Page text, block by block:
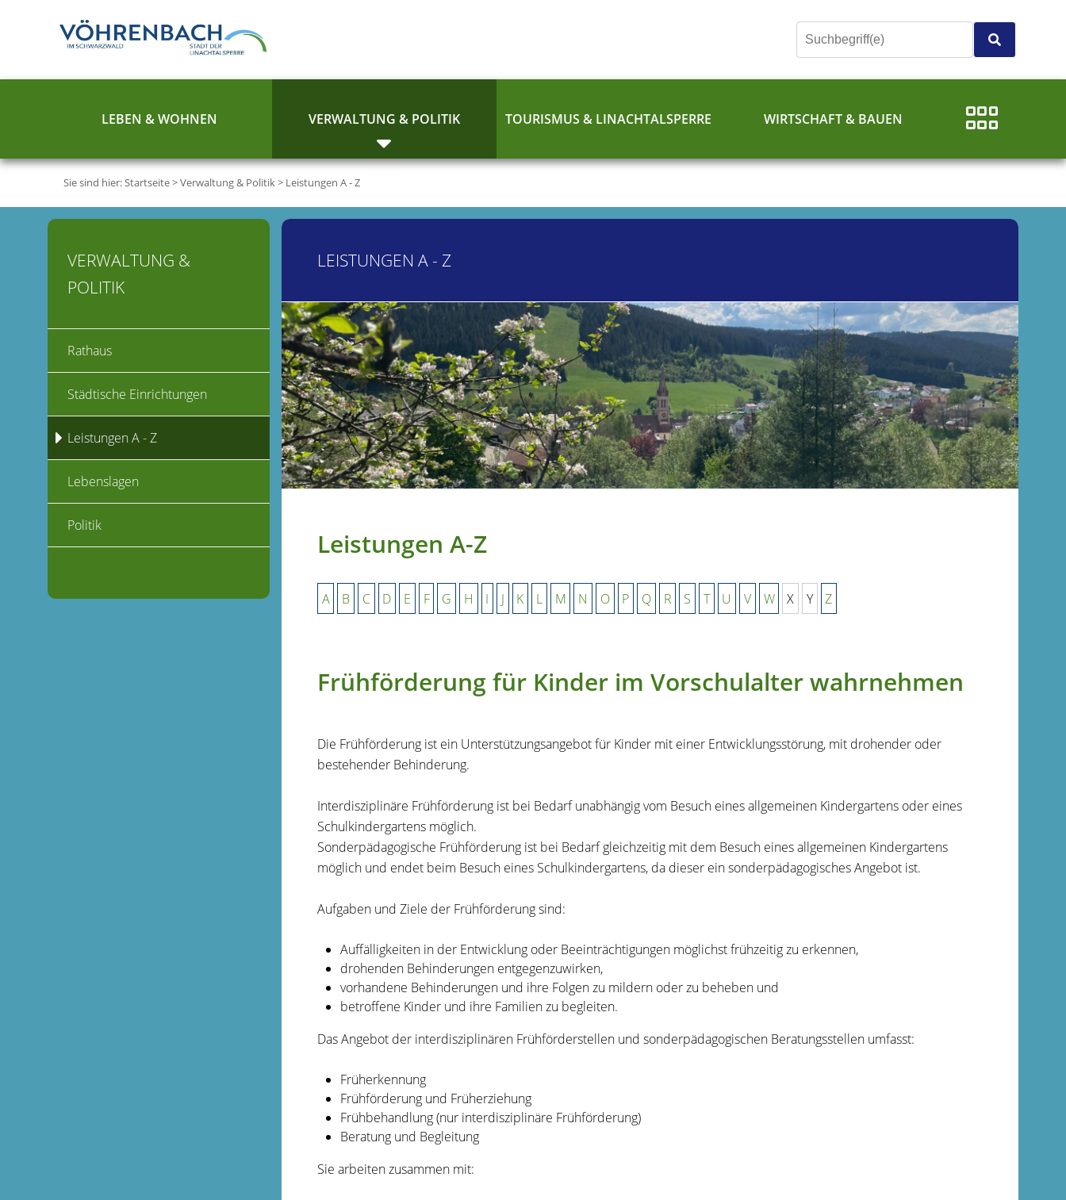
LEBEN & WOHNEN VERWALTUNG & POLITIK TOURISMUS & LINACHTALSPERRE WIRTSCHAFT & BAUEN
Sie sind hier:Startseite>Verwaltung & Politik> Leistungen A - Z
LEISTUNGEN A - Z
Leistungen A-Z
A B C D E F G H I J K L M N O P Q R S T U V W X Y Z
Frühförderung für Kinder im Vorschulalter wahrnehmen
Die Frühförderung ist ein Unterstützungsangebot für Kinder mit einer Entwicklungsstörung, mit drohender oder
bestehender Behinderung.
Interdisziplinäre Frühförderung ist bei Bedarf unabhängig vom Besuch eines allgemeinen Kindergartens oder eines
Schulkindergartens möglich.
Sonderpädagogische Frühförderung ist bei Bedarf gleichzeitig mit dem Besuch eines allgemeinen Kindergartens
möglich und endet beim Besuch eines Schulkindergartens, da dieser ein sonderpädagogisches Angebot ist.
Aufgaben und Ziele der Frühförderung sind:
Auffälligkeiten in der Entwicklung oder Beeinträchtigungen möglichst frühzeitig zu erkennen,
drohenden Behinderungen entgegenzuwirken,
vorhandene Behinderungen und ihre Folgen zu mildern oder zu beheben und
betroffene Kinder und ihre Familien zu begleiten.
Das Angebot der interdisziplinären Frühförderstellen und sonderpädagogischen Beratungsstellen umfasst:
Früherkennung
Frühförderung und Früherziehung
Frühbehandlung (nur interdisziplinäre Frühförderung)
Beratung und Begleitung
Sie arbeiten zusammen mit:
VERWALTUNG &
POLITIK
Rathaus
Städtische Einrichtungen
Leistungen A - Z
Lebenslagen
Politik